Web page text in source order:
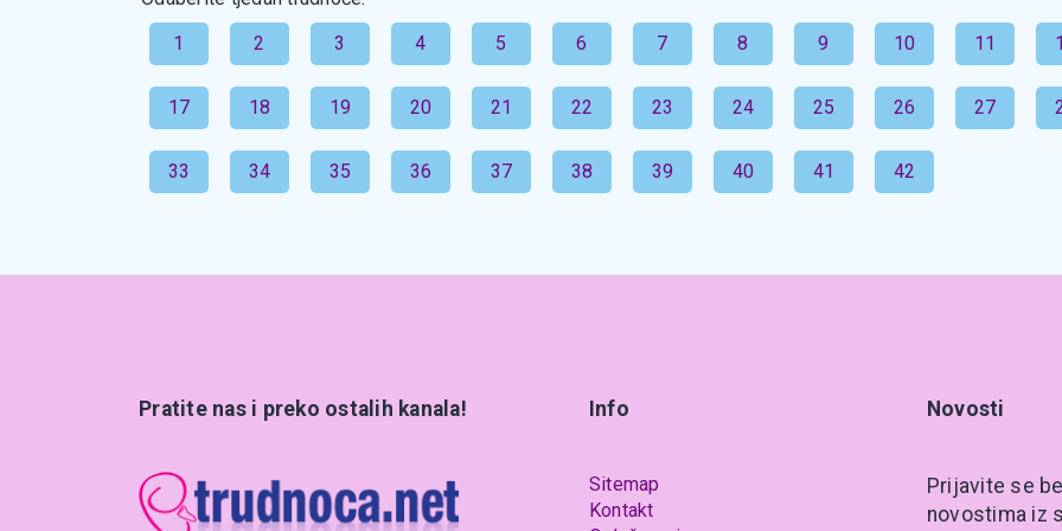
1
2 3 4 5 6 7 8 9 10 11
17 18 19 20 21 22 23 24 25 26 27
33 34 35 36 37 38 39 40 41 42
Pratite nas i preko ostalih kanala! Info
Sitemap
Kontakt
Novosti
Prijavite se
novostima iz